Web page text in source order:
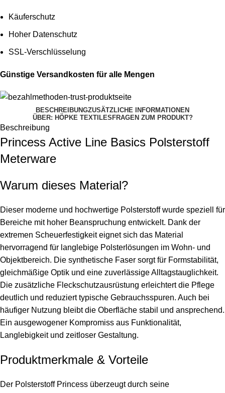
Käuferschutz
Hoher Datenschutz
SSL-Verschlüsselung
Günstige Versandkosten für alle Mengen
BESCHREIBUNGZUSÄTZLICHE INFORMATIONEN
ÜBER: HÖPKE TEXTILES FRAGEN ZUM PRODUKT?
Beschreibung
Princess Active Line Basics Polsterstoff
Meterware
Warum dieses Material?
Dieser moderne und hochwertige Polsterstoff wurde speziell für
Bereiche mit hoher Beanspruchung entwickelt. Dank der
extremen Scheuerfestigkeit eignet sich das Material
hervorragend für langlebige Polsterlösungen im Wohn- und
Objektbereich. Die synthetische Faser sorgt für Formstabilität,
gleichmäßige Optik und eine zuverlässige Alltagstauglichkeit.
Die zusätzliche Fleckschutzausrüstung erleichtert die Pflege
deutlich und reduziert typische Gebrauchsspuren. Auch bei
häufiger Nutzung bleibt die Oberfläche stabil und ansprechend.
Ein ausgewogener Kompromiss aus Funktionalität,
Langlebigkeit und zeitloser Gestaltung.
Produktmerkmale & Vorteile
Der Polsterstoff Princess überzeugt durch seine